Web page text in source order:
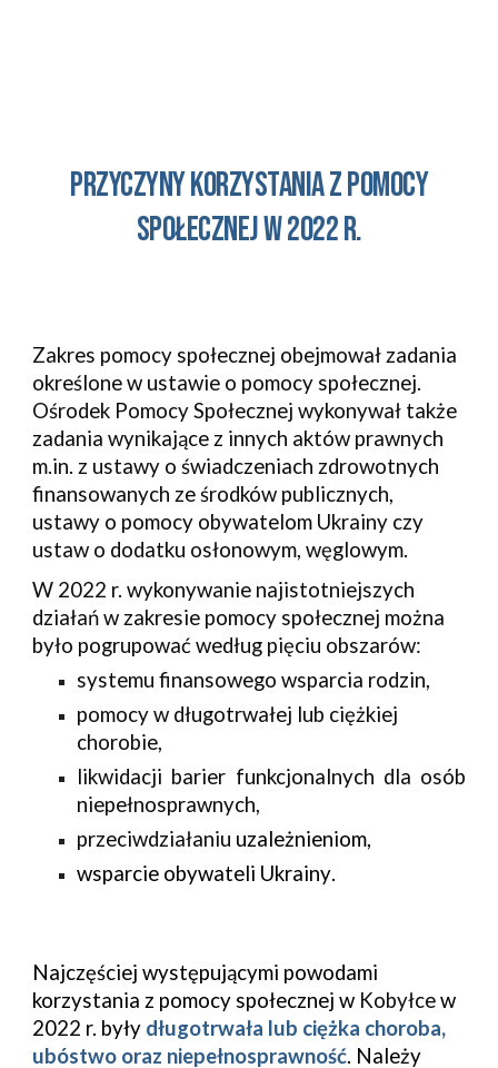
Przyczyny korzystania z pomocy
społecznej w 2022r.
Zakres pomocy społecznej obejmował zadania
określone w ustawie o pomocy społecznej.
Ośrodek Pomocy Społecznej wykonywał także
zadania wynikające z innych aktów prawnych
m.in. z ustawy o świadczeniach zdrowotnych
finansowanych ze środków publicznych,
ustawy o pomocy obywatelom Ukrainy czy
ustaw o dodatku osłonowym, węglowym.
W 2022 r. wykonywanie najistotniejszych
działań w zakresie pomocy społecznej można
było pogrupować według pięciu obszarów:
systemu finansowego wsparcia rodzin,
pomocy w długotrwałej lub ciężkiej
chorobie,
likwidacji barier funkcjonalnych dla osób
niepełnosprawnych,
przeciwdziałaniu uzależnieniom,
wsparcie obywateli Ukrainy.
Najczęściej występującymi powodami
korzystania z pomocy społecznej w Kobyłcew
2022 r. były długotrwała lub ciężka choroba,
ubóstwo oraz niepełnosprawność. Należy